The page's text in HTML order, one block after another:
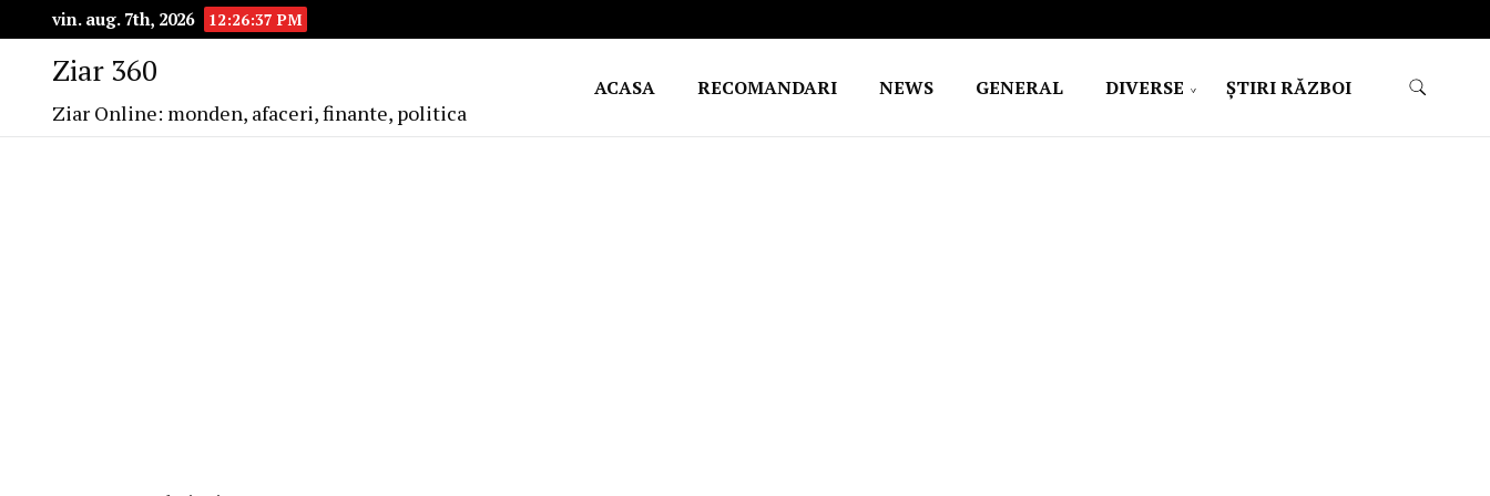
vin. aug. 7th, 2026 12:26:37 PM
Ziar 360
Ziar Online: monden, afaceri, finante, politica
ACASA RECOMANDARI NEWS GENERAL DIVERSE ŞTIRI RĂZBOI